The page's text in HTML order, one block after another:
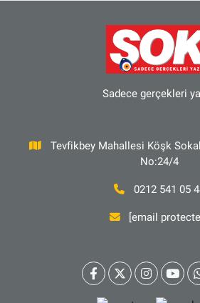
Sadece gerçekleri
Tevfikbey Mahallesi Köşk
No:24/4
0212 541 05
[email